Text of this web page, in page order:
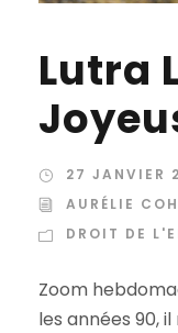
Lutra
27 JANVIER
AURÉLIE
DROIT DE
Zoom
les années 90,